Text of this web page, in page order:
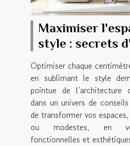
Maximiser
style : secrets
architecte
Optimiser chaque
en sublimant le style
pointue de l’architecture
dans un univers de
de transformer vos
ou modestes, en
fonctionnelles et